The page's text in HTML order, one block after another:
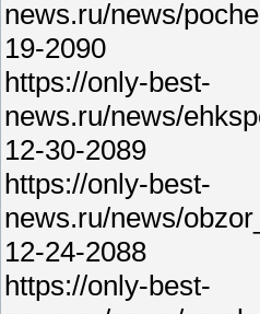
news.ru/news/
19-2090
https://only-best-
news.ru/news/
12-30-2089
https://only-best-
news.ru/news/
12-24-2088
https://only-best-